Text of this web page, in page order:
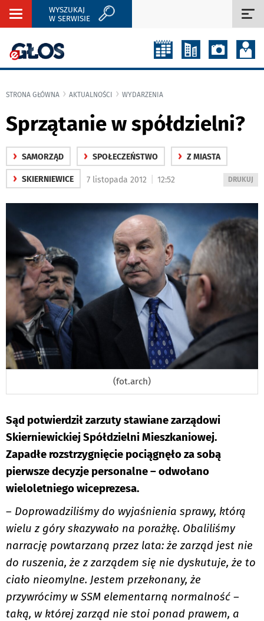
Rozwiń
WYSZUKAJ
W SERWISIE
STRONA GŁÓWNA AKTUALNOŚCI WYDARZENIA
Sprzątanie w spółdzielni?
› SAMORZĄD › SPOŁECZEŃSTWO › Z MIASTA
› SKIERNIEWICE
WYDRUKUJ
DRUKUJ
7 listopada 2012 12:52
(fot.arch)
Sąd potwierdził zarzuty stawiane zarządowi
Skierniewickiej Spółdzielni Mieszkaniowej.
Zapadłe rozstrzygnięcie pociągnęło za sobą
pierwsze decyzje personalne – odwołano
wieloletniego wiceprezesa.
– Doprowadziliśmy do wyjaśnienia sprawy, którą
wielu z góry skazywało na porażkę. Obaliliśmy
narrację powtarzaną przez lata: że zarząd jest nie
do ruszenia, że z zarządem się nie dyskutuje, że to
ciało nieomylne. Jestem przekonany, że
przywrócimy w SSM elementarną normalność –
taką, w której zarząd nie stoi ponad prawem, a